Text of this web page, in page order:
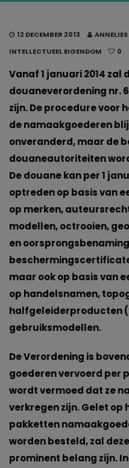
12 DECEMBER 2013
INTELLECTUEEL EIGENDOM
0
Vanaf 1 januari 2014 zal
douaneverordening nr.
zijn. De procedure voor
de namaakgoederen
onveranderd, maar de
douaneautoriteiten
De douane kan per 1
optreden op basis van
op merken,
modellen, octrooien,
en
maar ook op basis van
op handelsnamen,
halfgeleiderproducten
gebruiksmodellen.
De Verordening is
goederen vervoerd per
wordt vermoed dat ze
verkregen zijn. Gelet
pakketten
worden besteld, zal
prominent belang zijn.